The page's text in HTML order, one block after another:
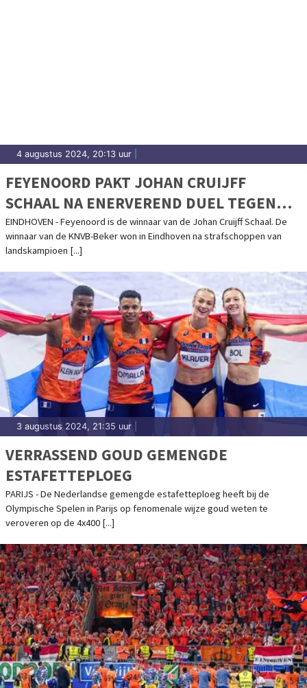
4 augustus 2024, 20:13 uur
FEYENOORD PAKT JOHAN CRUIJFF
SCHAAL NA ENERVEREND DUEL TEGEN
PSV
EINDHOVEN - Feyenoord is de winnaar van de Johan Cruijff Schaal. De
winnaar van de KNVB-Beker won in Eindhoven na strafschoppen van
landskampioen [...]
3 augustus 2024, 21:35 uur
VERRASSEND GOUD GEMENGDE
ESTAFETTEPLOEG
PARIJS - De Nederlandse gemengde estafetteploeg heeft bij de
Olympische Spelen in Parijs op fenomenale wijze goud weten te
veroveren op de 4x400 [...]